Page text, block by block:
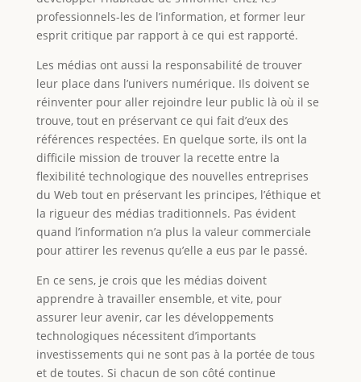
professionnels-les de l’information, et former leur
esprit critique par rapport à ce qui est rapporté.
Les médias ont aussi la responsabilité de trouver
leur place dans l’univers numérique. Ils doivent se
réinventer pour aller rejoindre leur public là où il se
trouve, tout en préservant ce qui fait d’eux des
références respectées. En quelque sorte, ils ont la
difficile mission de trouver la recette entre la
flexibilité technologique des nouvelles entreprises
du Web tout en préservant les principes, l’éthique et
la rigueur des médias traditionnels. Pas évident
quand l’information n’a plus la valeur commerciale
pour attirer les revenus qu’elle a eus par le passé.
En ce sens, je crois que les médias doivent
apprendre à travailler ensemble, et vite, pour
assurer leur avenir, car les développements
technologiques nécessitent d’importants
investissements qui ne sont pas à la portée de tous
et de toutes. Si chacun de son côté continue